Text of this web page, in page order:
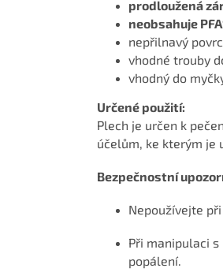
prodloužená
neobsahuje
nepřilnavý
vhodné trouby
vhodný do
Určené použití:
Plech je určen k
účelům, ke kterým je
Bezpečnostní
Nepoužívejte
Při manipulaci
popálení.